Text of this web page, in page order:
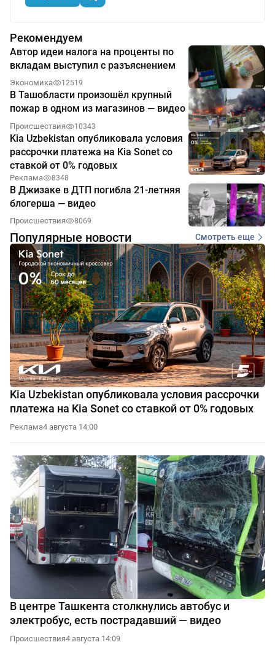
Рекомендуем
Автор идеи налога на проценты по
вкладам выступил с разъяснением
Экономика 12519
В Ташобласти произошёл крупный
пожар в одном из магазинов — видео
Происшествия 10343
Kia Uzbekistan опубликовала условия
рассрочки платежа на Kia Sonet со
ставкой от 0% годовых
Реклама 8348
В Джизаке в ДТП погибла 21-летняя
блогерша — видео
Происшествия 8069
Популярные новости Смотреть еще
Kia Uzbekistan опубликовала условия рассрочки
платежа на Kia Sonet со ставкой от 0% годовых
Реклама4 августа 14:00
В центре Ташкента столкнулись автобус и
электробус, есть пострадавший — видео
Происшествия4 августа 14:09